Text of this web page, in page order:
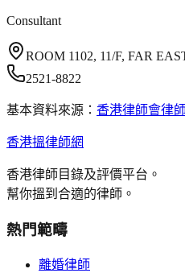
Consultant
ROOM 1102, 11/F, FAR
2521-8822
基本資料來源： 香港律師會律
香港搵律師網
香港律師目錄及評價平台。
幫你搵到合適的律師。
熱門範疇
離婚律師